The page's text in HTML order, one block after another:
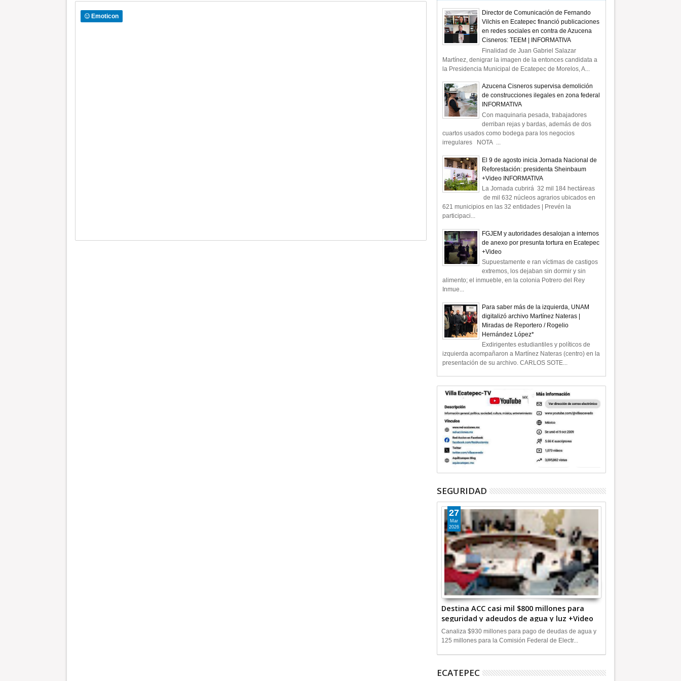
Emoticon
Director de Comunicación de Fernando
Vilchis en Ecatepec financió publicaciones
en redes sociales en contra de Azucena
Cisneros: TEEM | INFORMATIVA
Finalidad de Juan Gabriel Salazar
Martínez, denigrar la imagen de la entonces candidata a
la Presidencia Municipal de Ecatepec de Morelos, A...
Azucena Cisneros supervisa demolición
de construcciones ilegales en zona federal
INFORMATIVA
Con maquinaria pesada, trabajadores
derriban rejas y bardas, además de dos
cuartos usados como bodega para los negocios
irregulares NOTA ...
El 9 de agosto inicia Jornada Nacional de
Reforestación: presidenta Sheinbaum
+Video INFORMATIVA
La Jornada cubrirá 32 mil 184 hectáreas
de mil 632 núcleos agrarios ubicados en
621 municipios en las 32 entidades | Prevén la
participaci...
FGJEM y autoridades desalojan a internos
de anexo por presunta tortura en Ecatepec
+Video
Supuestamente e ran víctimas de castigos
extremos, los dejaban sin dormir y sin
alimento; el inmueble, en la colonia Potrero del Rey
Inmue...
Para saber más de la izquierda, UNAM
digitalizó archivo Martínez Nateras |
Miradas de Reportero / Rogelio
Hernández López*
Exdirigentes estudiantiles y políticos de
izquierda acompañaron a Martínez Nateras (centro) en la
presentación de su archivo. CARLOS SOTE...
SEGURIDAD
Destina ACC casi mil $800 millones para
seguridad y adeudos de agua y luz +Video
27
Mar
2026
Canaliza $930 millones para pago de deudas de agua y
125 millones para la Comisión Federal de Electr...
ECATEPEC